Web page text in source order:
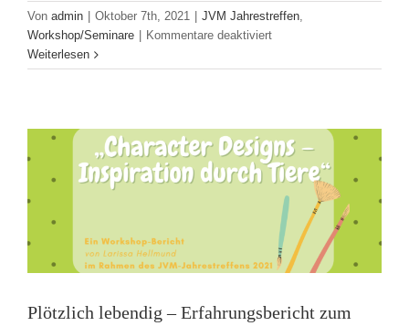
Von admin Oktober 7th, 2021 JVM Jahrestreffen,
Workshop/Seminare
Kommentare deaktiviertfür
zum
Tipps
&
Tricks
für
das
nächste
Brainstorming“
Weiterlesen
Plötzlich lebendig – Erfahrungsbericht zum
Webinar „Character Designs – Inspiration
Plötzlich lebendig – Erfahrungsbericht zum